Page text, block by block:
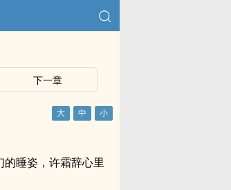
下一章
睡姿，许霜辞心里